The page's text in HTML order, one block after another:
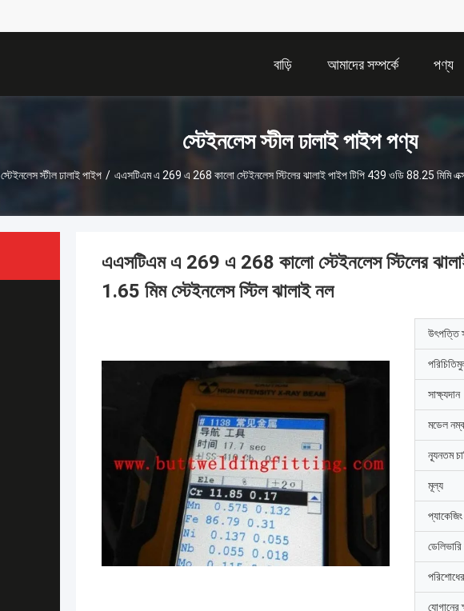
বাড়ি আমাদের সম্পর্কে পণ্য
স্টেইনলেস স্টীল ঢালাই পাইপ পণ্য
স্টেইনলেস স্টীল ঢালাই পাইপ / এএসটিএম এ 269 এ 268 কালো স্টেইনলেস স্টিলের ঝালাই পাইপ টিপি 439 ওডি 88.25 মিমি
এএসটিএম এ 269 এ 268 কালো স্টেইনলেস স্টিলের
1.65 মিম স্টেইনলেস স্টিল ঝালাই নল
উৎপত্তি
সাক্ষ্যদান
মডেল
ন্যূনতম
মূল্য
যোগানের